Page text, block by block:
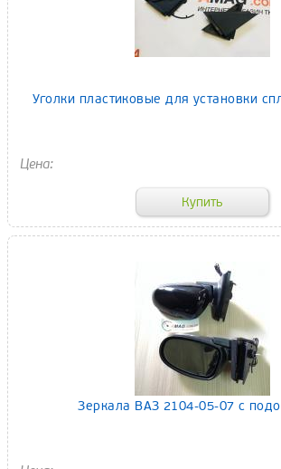
Уголки пластиковые для установки
Зеркала ВАЗ 2104-05-07 с